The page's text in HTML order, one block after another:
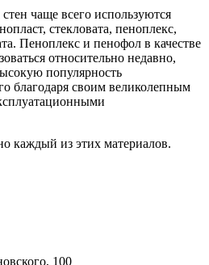
чаще всего используются
стекловата, пеноплекс,
Пеноплекс и пенофол в качестве
относительно недавно,
популярность
благодаря своим великолепным
каждый из этих материалов.
100